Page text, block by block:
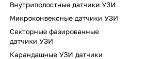
Внутриполостные датчики УЗИ
Микроконвексные датчики УЗИ
Секторные фазированные
датчики УЗИ
Карандашные УЗИ датчики